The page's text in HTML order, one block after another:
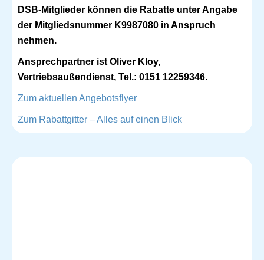
DSB-Mitglieder können die Rabatte unter Angabe
der Mitgliedsnummer K9987080 in Anspruch
nehmen.
Ansprechpartner ist Oliver Kloy,
Vertriebsaußendienst, Tel.: 0151 12259346.
Zum aktuellen Angebotsflyer
Zum Rabattgitter – Alles auf einen Blick